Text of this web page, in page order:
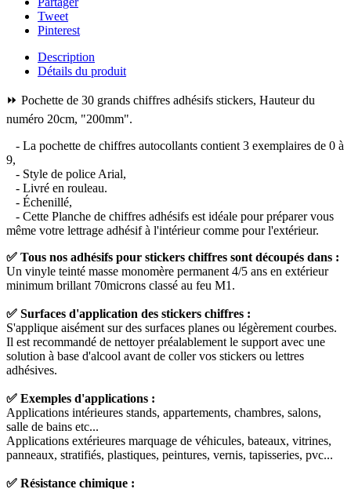
Tweet
Pinterest
Description
Détails du produit
⏩ Pochette de 30 grands chiffres adhésifs stickers, Hauteur du
numéro 20cm, "200mm".
- La pochette de chiffres autocollants contient 3 exemplaires de 0 à
9,
- Style de police Arial,
- Livré en rouleau.
- Échenillé,
- Cette Planche de chiffres adhésifs est idéale pour préparer vous
même votre lettrage adhésif à l'intérieur comme pour l'extérieur.
✅ Tous nos adhésifs pour stickers chiffres sont découpés dans :
Un vinyle teinté masse monomère permanent 4/5 ans en extérieur
minimum brillant 70microns classé au feu M1.
✅ Surfaces d'application des stickers chiffres :
S'applique aisément sur des surfaces planes ou légèrement courbes.
Il est recommandé de nettoyer préalablement le support avec une
solution à base d'alcool avant de coller vos stickers ou lettres
adhésives.
✅ Exemples d'applications :
Applications intérieures stands, appartements, chambres, salons,
salle de bains etc...
Applications extérieures marquage de véhicules, bateaux, vitrines,
panneaux, stratifiés, plastiques, peintures, vernis, tapisseries, pvc...
✅ Résistance chimique :